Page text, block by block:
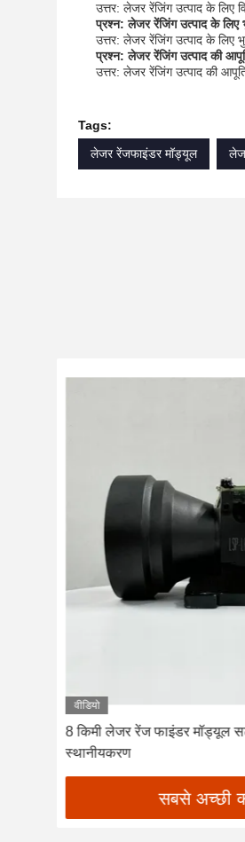
उत्तर: लेजर रेंजिंग उत्पाद के लिए
प्रश्न: लेजर रेंजिंग उत्पाद के लिए
उत्तर: लेजर रेंजिंग उत्पाद के लिए
प्रश्न: लेजर रेंजिंग उत्पाद की
उत्तर: लेजर रेंजिंग उत्पाद की
Tags:
लेजर रेंजफाइंडर मॉड्यूल
वीडियो
8 किमी लेजर रेंज फाइंडर मॉड्यूल
स्थानीयकरण
सबसे अच्छी